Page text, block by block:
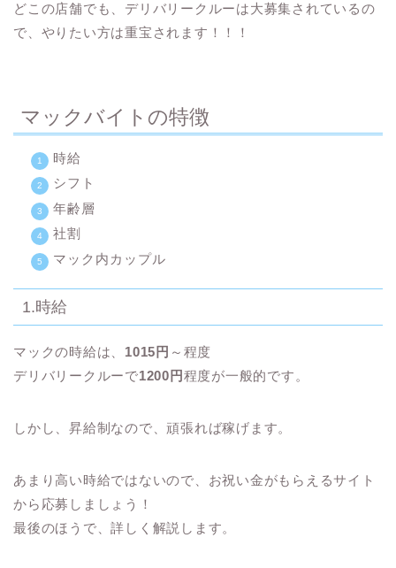
どこの店舗でも、 デリバリークルーは大募集されているの
で、やりたい方は重宝されます！！！
マックバイトの特徴
時給
シフト
年齢層
社割
マック内カップル
1.時給
マックの時給は、 1015円 ～程度
デリバリークルーで1200円程度が一般的です。
しかし、昇給制なので、頑張れば稼げます。
あまり高い時給ではないので、お祝い金がもらえるサイト
から応募しましょう！
最後のほうで、詳しく解説します。